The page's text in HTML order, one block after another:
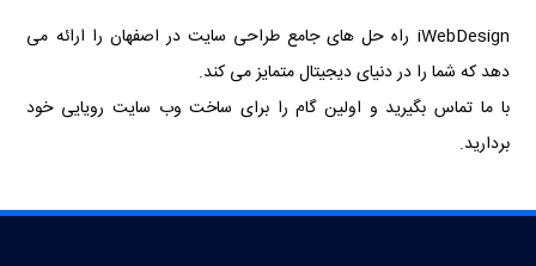
iWebDesign راه حل های جامع طراحی سایت در اصفهان را ارائه می
دهد که شما را در دنیای دیجیتال متمایز می کند.
با ما تماس بگیرید و اولین گام را برای ساخت وب سایت رویایی خود
بردارید.